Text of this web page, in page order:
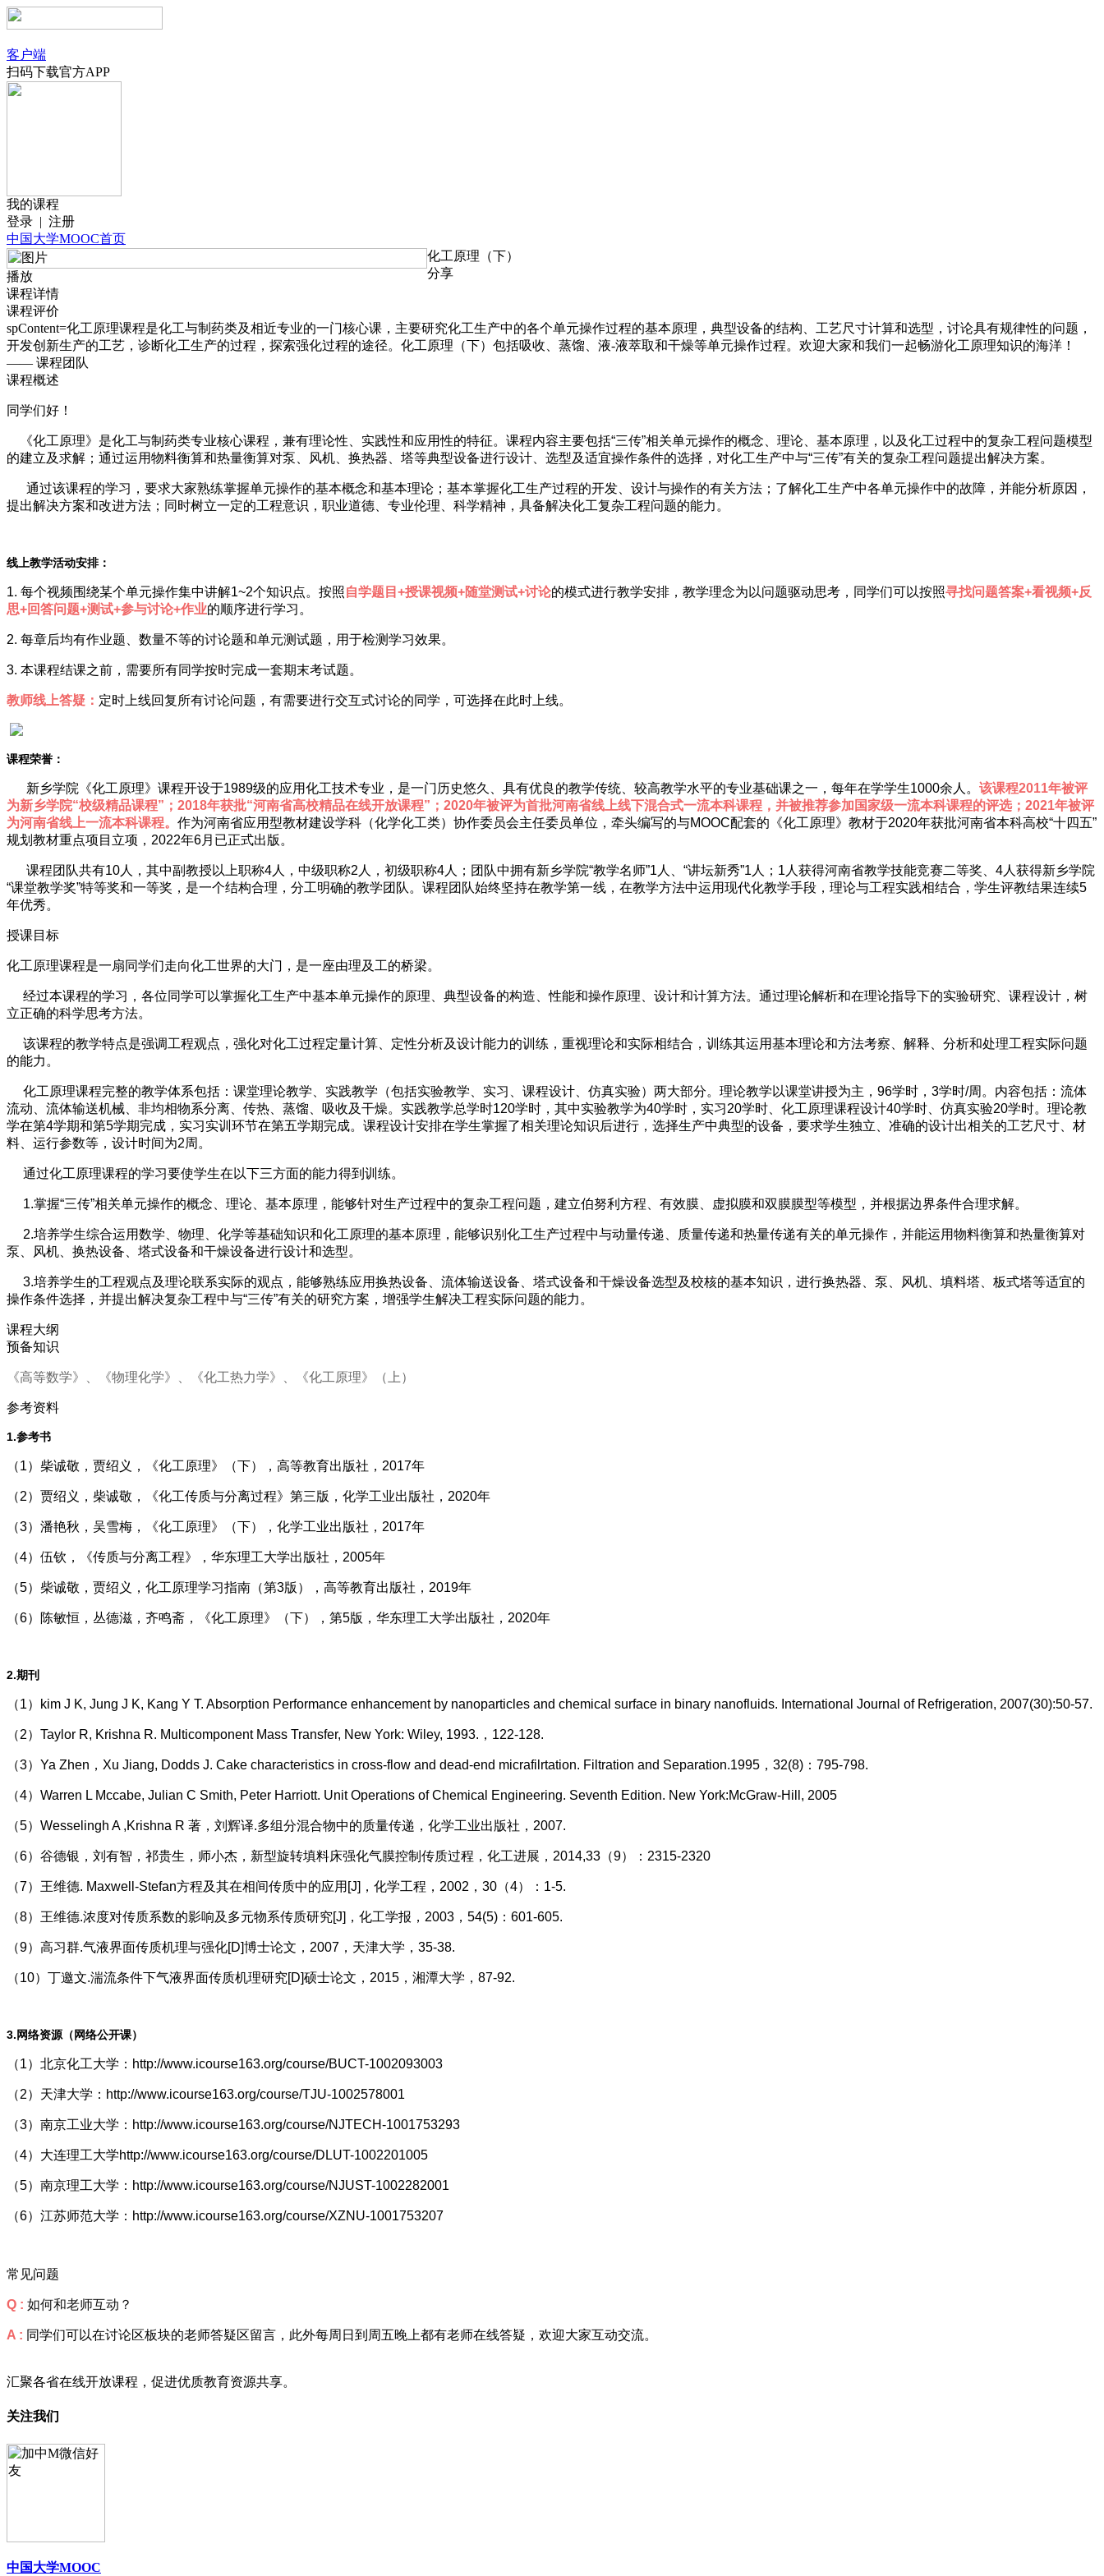
客户端
扫码下载官方APP
我的课程
登录 | 注册
中国大学MOOC首页
播放
化工原理（下）
分享
课程详情
课程评价
spContent=化工原理课程是化工与制药类及相近专业的一门核心课，主要研究化工生产中的各个单元操作过程的基本原理，典型设备的结构、工艺尺寸计算和选型，讨论具有规律性的问题，
开发创新生产的工艺，诊断化工生产的过程，探索强化过程的途径。化工原理（下）包括吸收、蒸馏、液-液萃取和干燥等单元操作过程。欢迎大家和我们一起畅游化工原理知识的海洋！
—— 课程团队
课程概述
同学们好！
《化工原理》是化工与制药类专业核心课程，兼有理论性、实践性和应用性的特征。课程内容主要包括“三传”相关单元操作的概念、理论、基本原理，以及化工过程中的复杂工程问题模型
的建立及求解；通过运用物料衡算和热量衡算对泵、风机、换热器、塔等典型设备进行设计、选型及适宜操作条件的选择，对化工生产中与“三传”有关的复杂工程问题提出解决方案。
通过该课程的学习，要求大家熟练掌握单元操作的基本概念和基本理论；基本掌握化工生产过程的开发、设计与操作的有关方法；了解化工生产中各单元操作中的故障，并能分析原因，
提出解决方案和改进方法；同时树立一定的工程意识，职业道德、专业伦理、科学精神，具备解决化工复杂工程问题的能力。
线上教学活动安排：
1. 每个视频围绕某个单元操作集中讲解1~2个知识点。按照自学题目+授课视频+随堂测试+讨论的模式进行教学安排，教学理念为以问题驱动思考，同学们可以按照寻找问题答案+看视频+反
思+回答问题+测试+参与讨论+作业的顺序进行学习。
2. 每章后均有作业题、数量不等的讨论题和单元测试题，用于检测学习效果。
3. 本课程结课之前，需要所有同学按时完成一套期末考试题。
教师线上答疑： 定时上线回复所有讨论问题，有需要进行交互式讨论的同学，可选择在此时上线。
课程荣誉：
新乡学院《化工原理》课程开设于1989级的应用化工技术专业，是一门历史悠久、具有优良的教学传统、较高教学水平的专业基础课之一，每年在学学生1000余人。 该课程2011年被评
为新乡学院“校级精品课程”；2018年获批“河南省高校精品在线开放课程”；2020年被评为首批河南省线上线下混合式一流本科课程，并被推荐参加国家级一流本科课程的评选；2021年被评
为河南省线上一流本科课程。 作为河南省应用型教材建设学科（化学化工类）协作委员会主任委员单位，牵头编写的与MOOC配套的《化工原理》教材于2020年获批河南省本科高校“十四五”
规划教材重点项目立项，2022年6月已正式出版。
课程团队共有10人，其中副教授以上职称4人，中级职称2人，初级职称4人；团队中拥有新乡学院“教学名师”1人、“讲坛新秀”1人；1人获得河南省教学技能竞赛二等奖、4人获得新乡学院
“课堂教学奖”特等奖和一等奖，是一个结构合理，分工明确的教学团队。课程团队始终坚持在教学第一线，在教学方法中运用现代化教学手段，理论与工程实践相结合，学生评教结果连续5
年优秀。
授课目标
化工原理课程是一扇同学们走向化工世界的大门，是一座由理及工的桥梁。
经过本课程的学习，各位同学可以掌握化工生产中基本单元操作的原理、典型设备的构造、性能和操作原理、设计和计算方法。通过理论解析和在理论指导下的实验研究、课程设计，树
立正确的科学思考方法。
该课程的教学特点是强调工程观点，强化对化工过程定量计算、定性分析及设计能力的训练，重视理论和实际相结合，训练其运用基本理论和方法考察、解释、分析和处理工程实际问题
的能力。
化工原理课程完整的教学体系包括：课堂理论教学、实践教学（包括实验教学、实习、课程设计、仿真实验）两大部分。理论教学以课堂讲授为主，96学时，3学时/周。内容包括：流体
流动、流体输送机械、非均相物系分离、传热、蒸馏、吸收及干燥。实践教学总学时120学时，其中实验教学为40学时，实习20学时、化工原理课程设计40学时、仿真实验20学时。理论教
学在第4学期和第5学期完成，实习实训环节在第五学期完成。课程设计安排在学生掌握了相关理论知识后进行，选择生产中典型的设备，要求学生独立、准确的设计出相关的工艺尺寸、材
料、运行参数等，设计时间为2周。
通过化工原理课程的学习要使学生在以下三方面的能力得到训练。
1.掌握“三传”相关单元操作的概念、理论、基本原理，能够针对生产过程中的复杂工程问题，建立伯努利方程、有效膜、虚拟膜和双膜膜型等模型，并根据边界条件合理求解。
2.培养学生综合运用数学、物理、化学等基础知识和化工原理的基本原理，能够识别化工生产过程中与动量传递、质量传递和热量传递有关的单元操作，并能运用物料衡算和热量衡算对
泵、风机、换热设备、塔式设备和干燥设备进行设计和选型。
3.培养学生的工程观点及理论联系实际的观点，能够熟练应用换热设备、流体输送设备、塔式设备和干燥设备选型及校核的基本知识，进行换热器、泵、风机、填料塔、板式塔等适宜的
操作条件选择，并提出解决复杂工程中与“三传”有关的研究方案，增强学生解决工程实际问题的能力。
课程大纲
预备知识
《高等数学》、《物理化学》、《化工热力学》、《化工原理》（上）
参考资料
1.参考书
（1）柴诚敬，贾绍义，《化工原理》（下），高等教育出版社，2017年
（2）贾绍义，柴诚敬，《化工传质与分离过程》第三版，化学工业出版社，2020年
（3）潘艳秋，吴雪梅，《化工原理》（下），化学工业出版社，2017年
（4）伍钦，《传质与分离工程》，华东理工大学出版社，2005年
（5）柴诚敬，贾绍义，化工原理学习指南（第3版），高等教育出版社，2019年
（6）陈敏恒，丛德滋，齐鸣斋，《化工原理》（下），第5版，华东理工大学出版社，2020年
2.期刊
（1）kim J K, Jung J K, Kang Y T. Absorption Performance enhancement by nanoparticles and chemical surface in binary nanofluids. International Journal of Refrigeration, 2007(30):50-57.
（2）Taylor R, Krishna R. Multicomponent Mass Transfer, New York: Wiley, 1993.，122-128.
（3）Ya Zhen，Xu Jiang, Dodds J. Cake characteristics in cross-flow and dead-end micrafilrtation. Filtration and Separation.1995，32(8)：795-798.
（4）Warren L Mccabe, Julian C Smith, Peter Harriott. Unit Operations of Chemical Engineering. Seventh Edition. New York:McGraw-Hill, 2005
（5）Wesselingh A ,Krishna R 著，刘辉译.多组分混合物中的质量传递，化学工业出版社，2007.
（6）谷德银，刘有智，祁贵生，师小杰，新型旋转填料床强化气膜控制传质过程，化工进展，2014,33（9）：2315-2320
（7）王维德. Maxwell-Stefan方程及其在相间传质中的应用[J]，化学工程，2002，30（4）：1-5.
（8）王维德.浓度对传质系数的影响及多元物系传质研究[J]，化工学报，2003，54(5)：601-605.
（9）高习群.气液界面传质机理与强化[D]博士论文，2007，天津大学，35-38.
（10）丁邀文.湍流条件下气液界面传质机理研究[D]硕士论文，2015，湘潭大学，87-92.
3.网络资源（网络公开课）
（1）北京化工大学：http://www.icourse163.org/course/BUCT-1002093003
（2）天津大学：http://www.icourse163.org/course/TJU-1002578001
（3）南京工业大学：http://www.icourse163.org/course/NJTECH-1001753293
（4）大连理工大学http://www.icourse163.org/course/DLUT-1002201005
（5）南京理工大学：http://www.icourse163.org/course/NJUST-1002282001
（6）江苏师范大学：http://www.icourse163.org/course/XZNU-1001753207
常见问题
Q : 如何和老师互动？
A : 同学们可以在讨论区板块的老师答疑区留言，此外每周日到周五晚上都有老师在线答疑，欢迎大家互动交流。
汇聚各省在线开放课程，促进优质教育资源共享。
关注我们
中国大学MOOC